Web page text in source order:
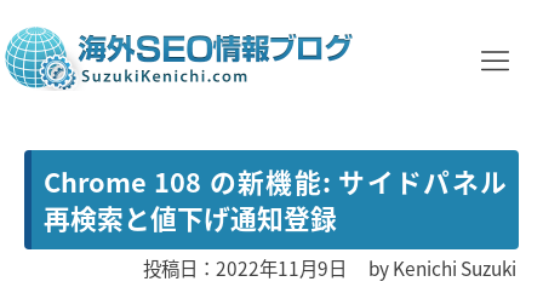
Chrome 108 の新機能: サイドパネル
再検索と値下げ通知登録
投稿日：2022年11月9日 byKenichi Suzuki